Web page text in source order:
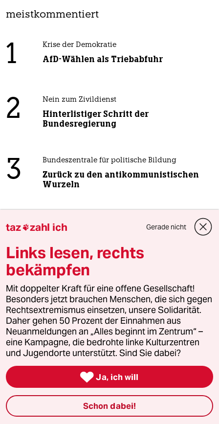
meistkommentiert
1 Krise der Demokratie
AfD-Wählen als Triebabfuhr
2 Nein zum Zivildienst
Hinterlistiger Schritt der
Bundesregierung
3 Bundeszentrale für politische Bildung
Zurück zu den antikommunistischen
Wurzeln
4
5 Zivildienst
Zwangsdienst als Randnotiz
6 Innenausschuss tagte zu CSD-Anschlag
Auch Bayerns Vorbild hilft nicht weiter
taz
Folgen Sie uns
taz zahl ich Gerade nicht
Links lesen, rechts
bekämpfen
Mit doppelter Kraft für eine offene Gesellschaft!
Besonders jetzt brauchen Menschen, die sich gegen
Rechtsextremismus einsetzen, unsere Solidarität.
Daher gehen 50 Prozent der Einnahmen aus
Neuanmeldungen an „Alles beginnt im Zentrum“ –
eine Kampagne, die bedrohte linke Kulturzentren
und Jugendorte unterstützt. Sind Sie dabei?
 Ja, ich will
Schon dabei!